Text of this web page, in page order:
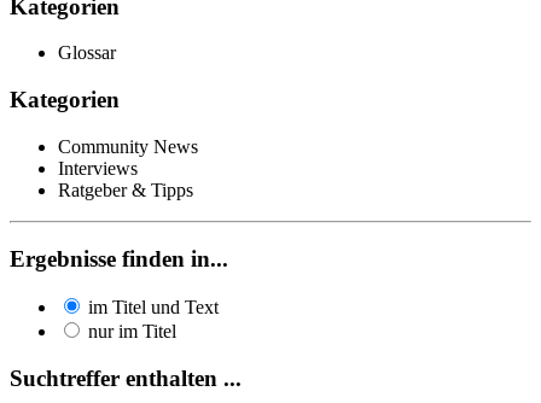
Kategorien
Glossar
Kategorien
Community News
Interviews
Ratgeber & Tipps
Ergebnisse finden in...
im Titel und Text
nur im Titel
Suchtreffer enthalten ...